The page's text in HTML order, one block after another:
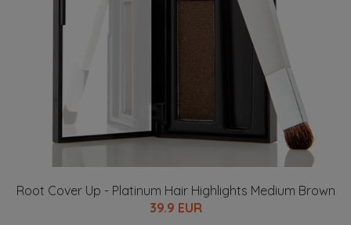
Root Cover Up - Platinum Hair Highlights Medium Brown
39.9 EUR